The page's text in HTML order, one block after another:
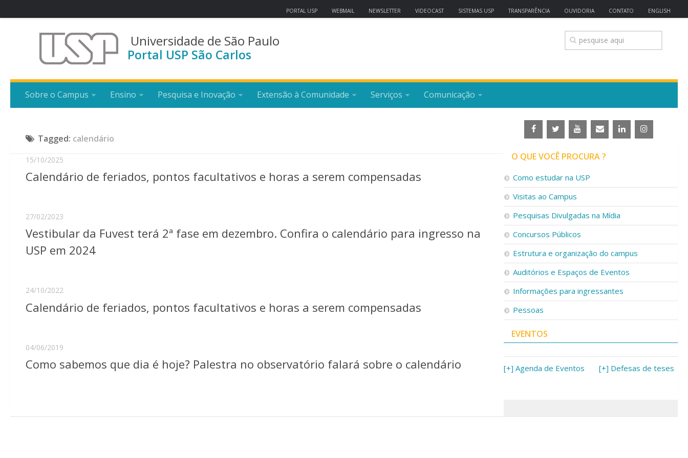
PORTAL USP WEBMAIL NEWSLETTER VIDEOCAST SISTEMAS USP TRANSPARÊNCIA OUVIDORIA CONTATO ENGLISH
Universidade de São Paulo
Portal USP São Carlos
Sobre o Campus Ensino Pesquisa e Inovação Extensão à Comunidade Serviços Comunicação
Tagged: calendário
15/10/2025
Calendário de feriados, pontos facultativos e horas a serem compensadas
27/02/2023
Vestibular da Fuvest terá 2ª fase em dezembro. Confira o calendário para ingresso na
USP em 2024
24/10/2022
Calendário de feriados, pontos facultativos e horas a serem compensadas
04/06/2019
Como sabemos que dia é hoje? Palestra no observatório falará sobre o calendário
O QUE VOCÊ PROCURA ?
Como estudar na USP
Visitas ao Campus
Pesquisas Divulgadas na Mídia
Concursos Públicos
Estrutura e organização do campus
Auditórios e Espaços de Eventos
Informações para ingressantes
Pessoas
EVENTOS
[+] Agenda de Eventos [+] Defesas de teses